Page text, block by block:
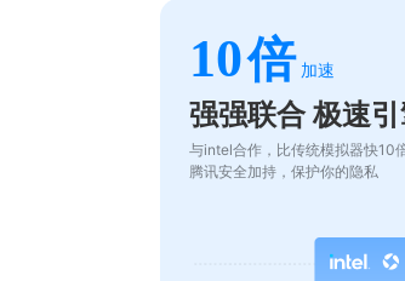
10倍 加速
强强联合 极速
与intel合作，比传统模拟器快10
腾讯安全加持，保护你的隐私